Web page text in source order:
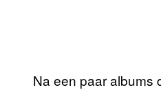
Na een paar albums